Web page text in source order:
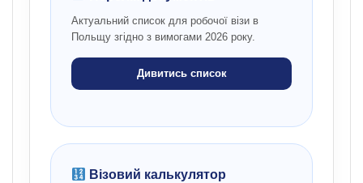
Актуальний список для робочої візи в
Польщу згідно з вимогами 2026 року.
Дивитись список
Візовий калькулятор